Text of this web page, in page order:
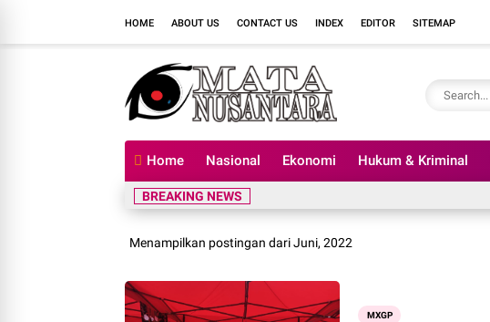
HOME ABOUT US CONTACT US INDEX EDITOR SITEMAP
Home Nasional Ekonomi Hukum & Kriminal
BREAKING NEWS
Menampilkan postingan dari Juni, 2022
MXGP